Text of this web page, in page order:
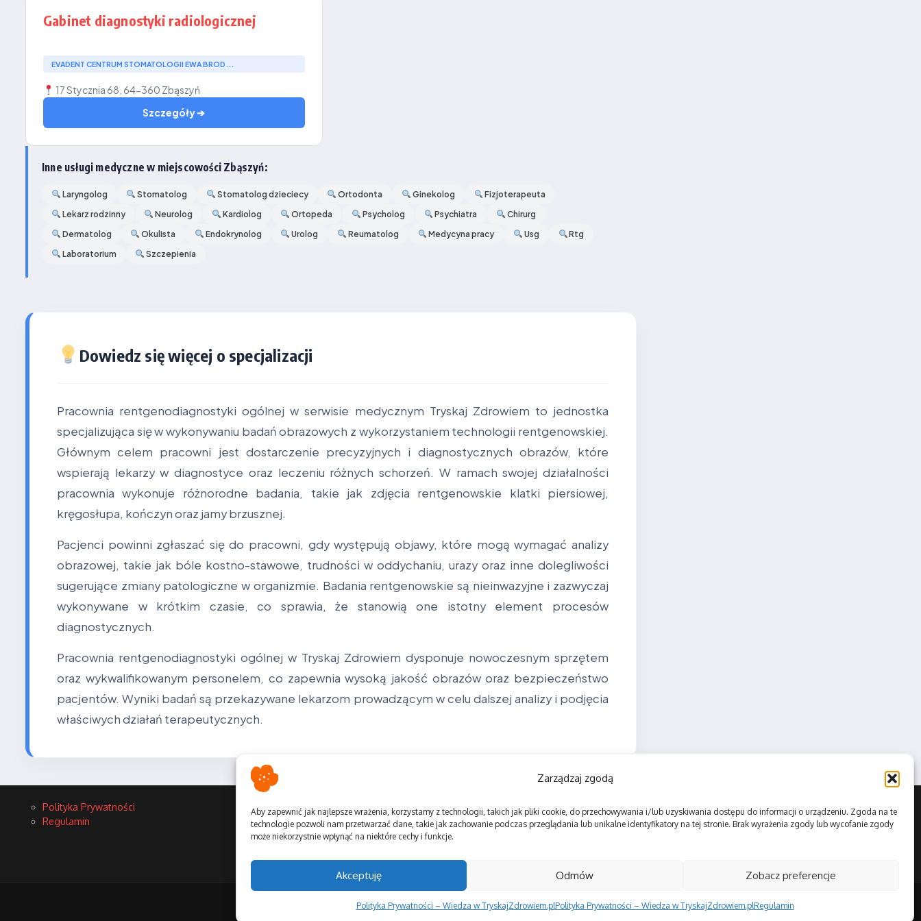
Zarządzaj zgodą
Aby zapewnić jak najlepsze wrażenia, korzystamy z technologii, takich jak pliki cookie, do przechowywania i/lub uzyskiwania dostępu do informacji o urządzeniu. Zgoda na te
technologie pozwoli nam przetwarzać dane, takie jak zachowanie podczas przeglądania lub unikalne identyfikatory na tej stronie. Brak wyrażenia zgody lub wycofanie zgody
może niekorzystnie wpłynąć na niektóre cechy i funkcje.
Akceptuję Odmów Zobacz preferencje
Polityka Prywatności – Wiedza w TryskajZdrowiem.plPolityka Prywatności – Wiedza w TryskajZdrowiem.plRegulamin
Gabinet diagnostyki radiologicznej
EVADENT CENTRUM STOMATOLOGII EWA BROD...
17 Stycznia 68, 64-360 Zbąszyń
Szczegóły ➔
Inne usługi medyczne w miejscowości Zbąszyń:
Laryngolog Stomatolog Stomatolog dzieciecy Ortodonta Ginekolog
Fizjoterapeuta
Lekarz rodzinny
Neurolog Kardiolog Ortopeda Psycholog Psychiatra
Chirurg
Dermatolog
Okulista Endokrynolog Urolog Reumatolog Medycyna pracy Usg
Rtg
Laboratorium
Szczepienia
Dowiedz się więcej o specjalizacji
Pracownia rentgenodiagnostyki ogólnej w serwisie medycznym Tryskaj Zdrowiem to jednostka
specjalizująca się w wykonywaniu badań obrazowych z wykorzystaniem technologii rentgenowskiej.
Głównym celem pracowni jest dostarczenie precyzyjnych i diagnostycznych obrazów, które
wspierają lekarzy w diagnostyce oraz leczeniu różnych schorzeń. W ramach swojej działalności
pracownia wykonuje różnorodne badania, takie jak zdjęcia rentgenowskie klatki piersiowej,
kręgosłupa, kończyn oraz jamy brzusznej.
Pacjenci powinni zgłaszać się do pracowni, gdy występują objawy, które mogą wymagać analizy
obrazowej, takie jak bóle kostno-stawowe, trudności w oddychaniu, urazy oraz inne dolegliwości
sugerujące zmiany patologiczne w organizmie. Badania rentgenowskie są nieinwazyjne i zazwyczaj
wykonywane w krótkim czasie, co sprawia, że stanowią one istotny element procesów
diagnostycznych.
Pracownia rentgenodiagnostyki ogólnej w Tryskaj Zdrowiem dysponuje nowoczesnym sprzętem
oraz wykwalifikowanym personelem, co zapewnia wysoką jakość obrazów oraz bezpieczeństwo
pacjentów. Wyniki badań są przekazywane lekarzom prowadzącym w celu dalszej analizy i podjęcia
właściwych działań terapeutycznych.
Polityka Prywatności
Regulamin
Copyright © 2026 Tryskaj Zdrowiem | Zasilane przezMagazyn informacyjny X